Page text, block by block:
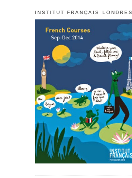
INSTITUT FRANÇAIS LONDRES